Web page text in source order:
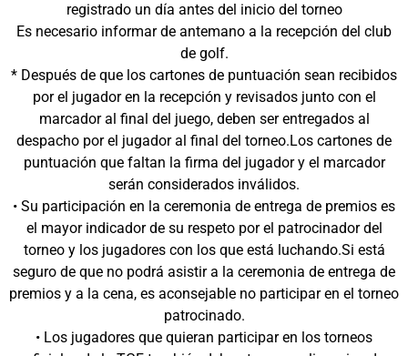
registrado un día antes del inicio del torneo
Es necesario informar de antemano a la recepción del club
de golf.
* Después de que los cartones de puntuación sean recibidos
por el jugador en la recepción y revisados junto con el
marcador al final del juego, deben ser entregados al
despacho por el jugador al final del torneo.Los cartones de
puntuación que faltan la firma del jugador y el marcador
serán considerados inválidos.
• Su participación en la ceremonia de entrega de premios es
el mayor indicador de su respeto por el patrocinador del
torneo y los jugadores con los que está luchando.Si está
seguro de que no podrá asistir a la ceremonia de entrega de
premios y a la cena, es aconsejable no participar en el torneo
patrocinado.
• Los jugadores que quieran participar en los torneos